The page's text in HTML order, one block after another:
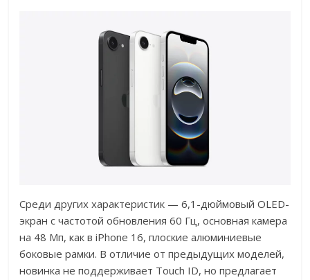
Среди других характеристик — 6,1-дюймовый OLED-
экран с частотой обновления 60 Гц, основная камера
на 48 Мп, как в iPhone 16, плоские алюминиевые
боковые рамки. В отличие от предыдущих моделей,
новинка не поддерживает Touch ID, но предлагает